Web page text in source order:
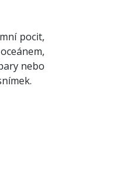
pocit,
nebo